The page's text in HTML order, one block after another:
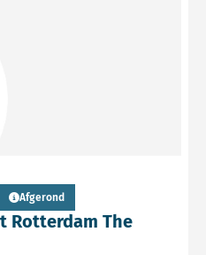
Rotterdam The
Afgerond